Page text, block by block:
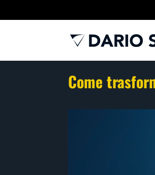
Come